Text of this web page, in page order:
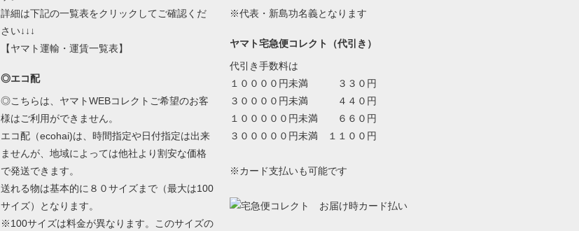
詳細は下記の一覧表をクリックしてご確認くだ
さい↓↓↓
【ヤマト運輸・運賃一覧表】
◎エコ配
◎こちらは、ヤマトWEBコレクトご希望のお客
様はご利用ができません。
エコ配（ecohai)は、時間指定や日付指定は出来
ませんが、地域によっては他社より割安な価格
で発送できます。
送れる物は基本的に８０サイズまで（最大は100
サイズ）となります。
※100サイズは料金が異なります。このサイズの
※代表・新島功名義となります
ヤマト宅急便コレクト（代引き）
代引き手数料は
１００００円未満 ３３０円
３００００円未満 ４４０円
１０００００円未満 ６６０円
３０００００円未満 １１００円
※カード支払いも可能です